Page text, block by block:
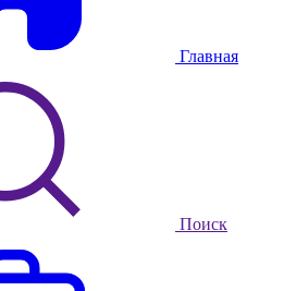
Главная
Поиск